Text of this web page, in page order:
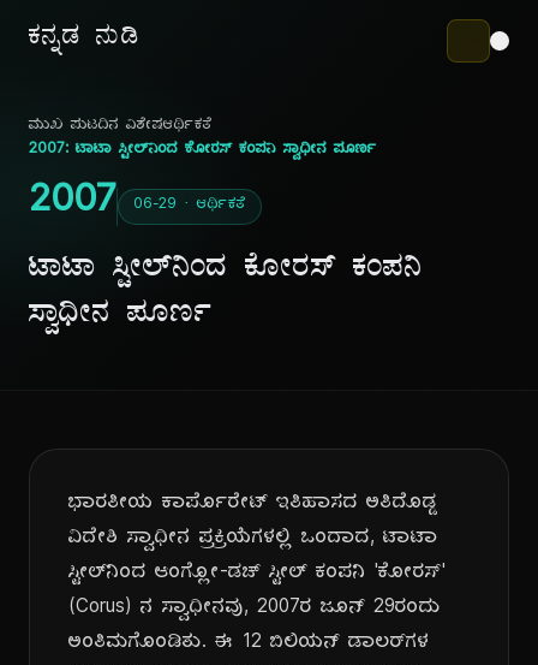
ಕನ್ನಡ ನುಡಿ
ಮುಖ ಪುಟದಿನ ವಿಶೇಷಆರ್ಥಿಕತೆ
2007: ಟಾಟಾ ಸ್ಟೀಲ್‌ನಿಂದ ಕೋರಸ್ ಕಂಪನಿ ಸ್ವಾಧೀನ ಪೂರ್ಣ
2007 06-29 · ಆರ್ಥಿಕತೆ
ಟಾಟಾ ಸ್ಟೀಲ್‌ನಿಂದ ಕೋರಸ್ ಕಂಪನಿ
ಸ್ವಾಧೀನ ಪೂರ್ಣ
ಭಾರತೀಯ ಕಾರ್ಪೊರೇಟ್ ಇತಿಹಾಸದ ಅತಿದೊಡ್ಡ
ವಿದೇಶಿ ಸ್ವಾಧೀನ ಪ್ರಕ್ರಿಯೆಗಳಲ್ಲಿ ಒಂದಾದ, ಟಾಟಾ
ಸ್ಟೀಲ್‌ನಿಂದ ಆಂಗ್ಲೋ-ಡಚ್ ಸ್ಟೀಲ್ ಕಂಪನಿ 'ಕೋರಸ್'
(Corus) ನ ಸ್ವಾಧೀನವು, 2007ರ ಜೂನ್ 29ರಂದು
ಅಂತಿಮಗೊಂಡಿತು. ಈ 12 ಬಿಲಿಯನ್ ಡಾಲರ್‌ಗಳ